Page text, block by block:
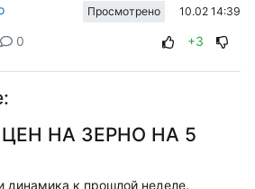
Просмотрено 10.02 14:39
0 +3
НА ЗЕРНО НА 5
динамика к прошлой неделе.